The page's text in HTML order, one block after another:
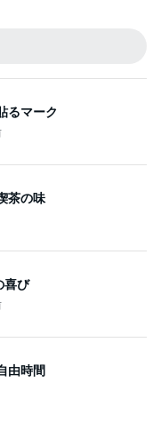
るマーク
茶の味
喜び
由時間